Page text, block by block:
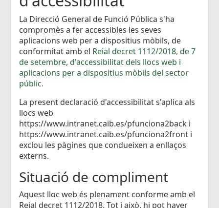
La Direcció General de Funció Pública s'ha
compromès a fer accessibles les seves
aplicacions web per a dispositius mòbils, de
conformitat amb el Reial decret 1112/2018, de 7
de setembre, d'accessibilitat dels llocs web i
aplicacions per a dispositius mòbils del sector
públic.
La present declaració d'accessibilitat s'aplica als
llocs web
https://www.intranet.caib.es/pfunciona2back i
https://www.intranet.caib.es/pfunciona2front i
exclou les pàgines que condueixen a enllaços
externs.
Situació de compliment
Aquest lloc web és plenament conforme amb el
Reial decret 1112/2018. Tot i això, hi pot haver